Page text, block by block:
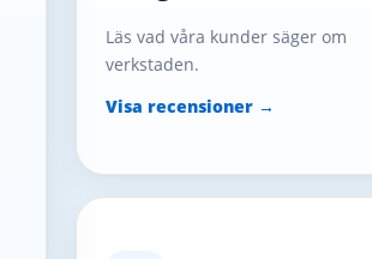
Läs vad våra kunder säger om
verkstaden.
Visa recensioner →